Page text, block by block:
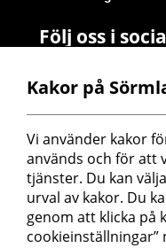
Följ oss i
Postadress
Sörmlands museum
Box 314
611 26 Nyköping
Kakor på
Vi använder kakor
används och för att
tjänster. Du kan
urval av kakor. Du
genom att klicka på